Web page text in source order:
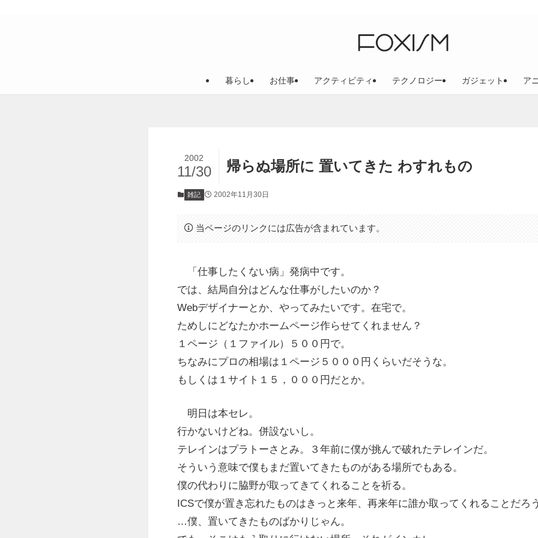
暮らし お仕事 アクティビティ テクノロジー ガジェット ア
帰らぬ場所に 置いてきた わすれもの
2002
11/30
雑記 2002年11月30日
当ページのリンクには広告が含まれています。
「仕事したくない病」発病中です。
では、結局自分はどんな仕事がしたいのか？
Webデザイナーとか、やってみたいです。在宅で。
ためしにどなたかホームページ作らせてくれません？
１ページ（１ファイル）５００円で。
ちなみにプロの相場は１ページ５０００円くらいだそうな。
もしくは１サイト１５，０００円だとか。
明日は本セレ。
行かないけどね。併設ないし。
テレインはプラトーさとみ。３年前に僕が挑んで破れたテレインだ。
そういう意味で僕もまだ置いてきたものがある場所でもある。
僕の代わりに脇野が取ってきてくれることを祈る。
ICSで僕が置き忘れたものはきっと来年、再来年に誰か取ってくれることだろ
…僕、置いてきたものばかりじゃん。